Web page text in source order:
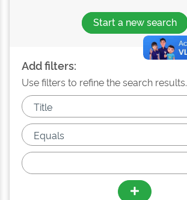
Start a new search
Add filters:
Use filters to refine the search results.